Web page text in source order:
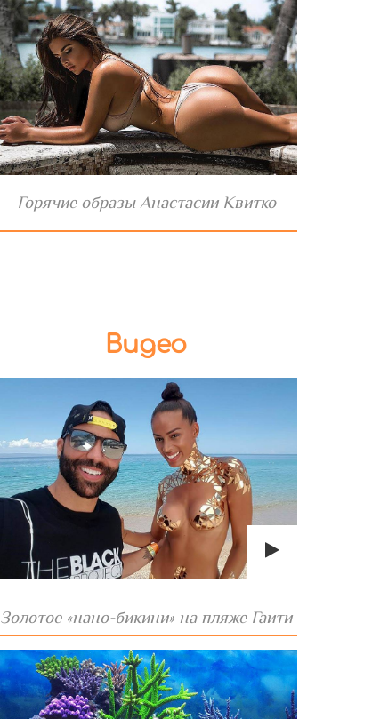
Горячие образы Анастасии Квитко
Видео
Золотое «нано-бикини» на пляже Гаити